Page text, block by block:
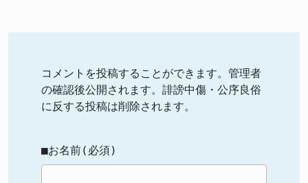
コメントを投稿することができます。管理者
の確認後公開されます。誹謗中傷・公序良俗
に反する投稿は削除されます。
■お名前(必須)